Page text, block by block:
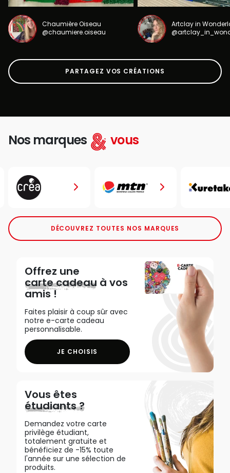
Chaumière Oiseau
@chaumiere.oiseau
Artclay in
PARTAGEZ VOS CRÉATIONS
Nos marques vous
DÉCOUVREZ TOUTES NOS MARQUES
Offrez une
carte cadeau à vos
amis !
Faites plaisir à coup sûr avec
notre e-carte cadeau
personnalisable.
JE CHOISIS
Vous êtes
étudiants ?
Demandez votre carte
privilège étudiant,
totalement gratuite et
bénéficiez de -15% toute
l'année sur une sélection de
produits.